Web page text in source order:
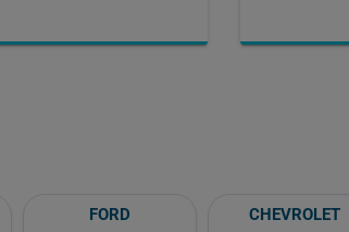
FORD
CHEVROLET